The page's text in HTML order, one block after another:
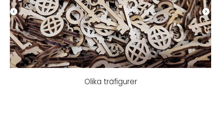
Olika träfigurer